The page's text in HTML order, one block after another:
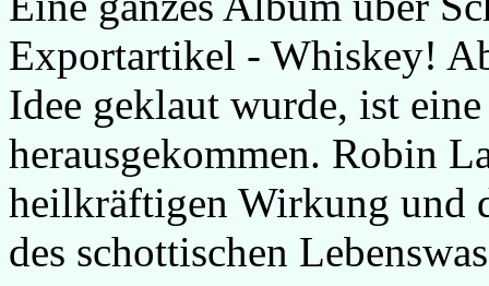
Exportartikel - Whiskey!
Idee geklaut wurde, ist
herausgekommen. Robin
heilkräftigen Wirkung und
des schottischen